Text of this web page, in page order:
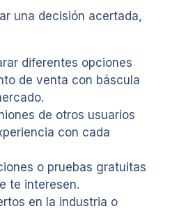
una decisión acertada,
diferentes opciones
de venta con báscula
de otros usuarios
con cada
o pruebas gratuitas
te interesen.
en la industria o